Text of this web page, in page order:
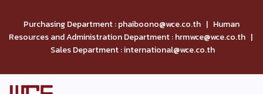
Purchasing Department : phaiboono@wce.co.th | Human
Resources and Administration Department : hrmwce@wce.co.th |
Sales Department : international@wce.co.th